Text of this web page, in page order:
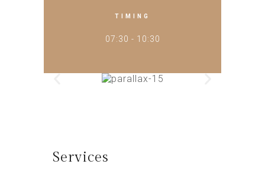
TIMING
07:30 - 10:30
Services